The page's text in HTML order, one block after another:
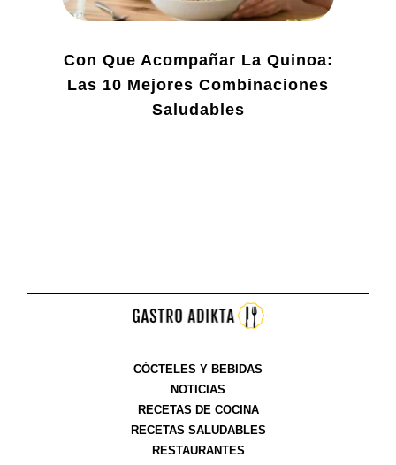
Con Que Acompañar La Quinoa:
Las 10 Mejores Combinaciones
Saludables
CÓCTELES Y BEBIDAS
NOTICIAS
RECETAS DE COCINA
RECETAS SALUDABLES
RESTAURANTES